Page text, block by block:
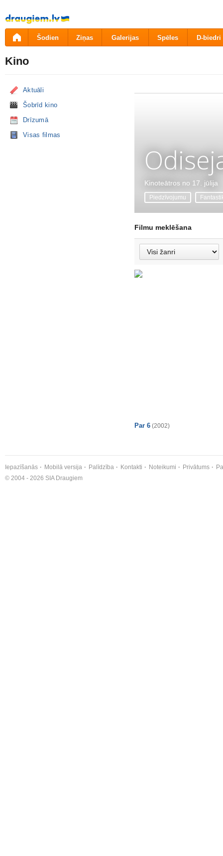
Pāriet
uz
saturu
Šodien Ziņas Galerijas Spēles D-biedri
Kino
Aktuāli
Šobrīd kino
Drīzumā
Visas filmas
Kinoteātros no 17. jūlija
Piedzīvojumu
Filmu meklēšana
Par 6 (2002)
Iepazīšanās Mobilā versija Palīdzība Kontakti Noteikumi Privātums
© 2004 - 2026 SIA Draugiem